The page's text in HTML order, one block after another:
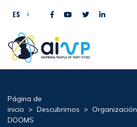
ES
Página de
inicio > Descubrirnos > Organización
DOOMS